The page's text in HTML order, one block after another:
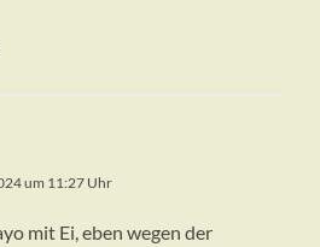
um 11:27 Uhr
mit Ei, eben wegen der